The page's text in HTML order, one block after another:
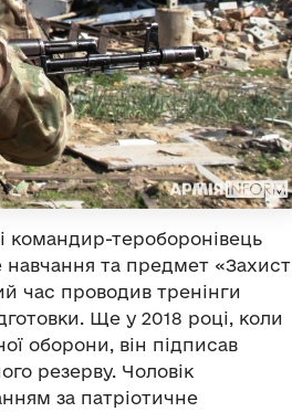
командир-тероборонівець
навчання та предмет «Захист
час проводив тренінги
Ще у 2018 році, коли
оборони, він підписав
резерву. Чоловік
за патріотичне